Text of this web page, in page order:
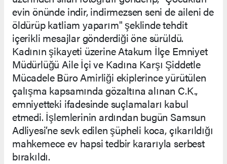
evin önünde indir, indirmezsen seni de aileni de
öldürüp katliam yaparım" şeklinde tehdit
içerikli mesajlar gönderdiği öne sürüldü.
Kadının şikayeti üzerine Atakum İlçe Emniyet
Müdürlüğü Aile İçi ve Kadına Karşı Şiddetle
Mücadele Büro Amirliği ekiplerince yürütülen
çalışma kapsamında gözaltına alınan C.K.,
emniyetteki ifadesinde suçlamaları kabul
etmedi. İşlemlerinin ardından bugün Samsun
Adliyesi’ne sevk edilen şüpheli koca, çıkarıldığı
mahkemece ev hapsi tedbir kararıyla serbest
bırakıldı.